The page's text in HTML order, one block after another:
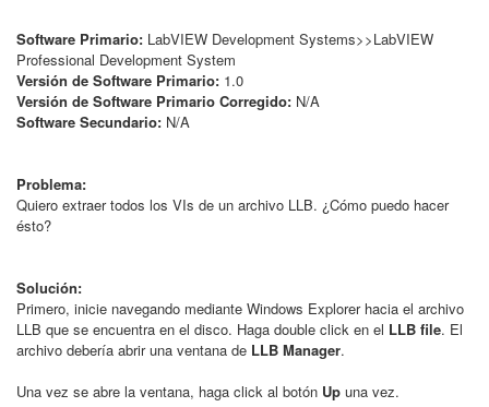
Software Primario: LabVIEW Development Systems>>LabVIEW
Professional Development System
Versión de Software Primario: 1.0
Versión de Software Primario Corregido: N/A
Software Secundario: N/A
Problema:
Quiero extraer todos los VIs de un archivo LLB. ¿Cómo puedo hacer
ésto?
Solución:
Primero, inicie navegando mediante Windows Explorer hacia el archivo
LLB que se encuentra en el disco. Haga double click en el LLB file. El
archivo debería abrir una ventana de LLB Manager.
Una vez se abre la ventana, haga click al botón Up una vez.